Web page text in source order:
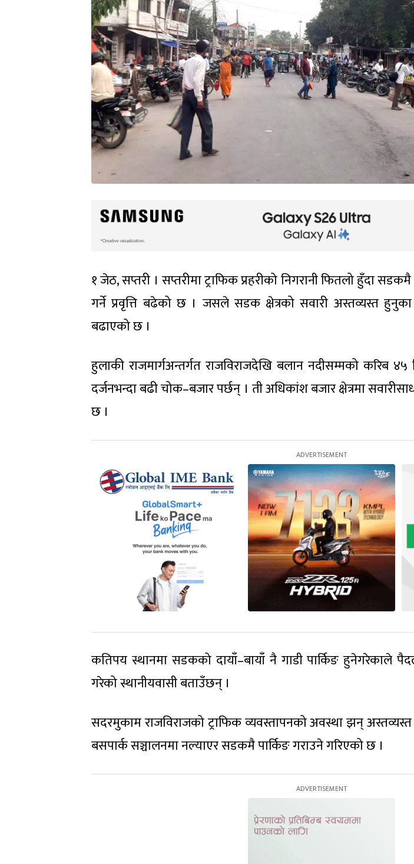
१ जेठ, सप्तरी । सप्तरीमा ट्राफिक प्रहरीको निगरानी फितलो हुँदा
गर्ने प्रवृत्ति बढेको छ । जसले सडक क्षेत्रको सवारी अस्तव्यस्त
बढाएको छ ।
हुलाकी राजमार्गअन्तर्गत राजविराजदेखि बलान नदीसम्मको करिब
दर्जनभन्दा बढी चोक–बजार पर्छन् । ती अधिकांश बजार क्षेत्रमा
छ ।
कतिपय स्थानमा सडकको दायाँ–बायाँ नै गाडी पार्किङ हुनेगरेकाले
गरेको स्थानीयवासी बताउँछन् ।
सदरमुकाम राजविराजको ट्राफिक व्यवस्तापनको अवस्था झन्
बसपार्क सञ्चालनमा नल्याएर सडकमै पार्किङ गराउने गरिएको छ ।